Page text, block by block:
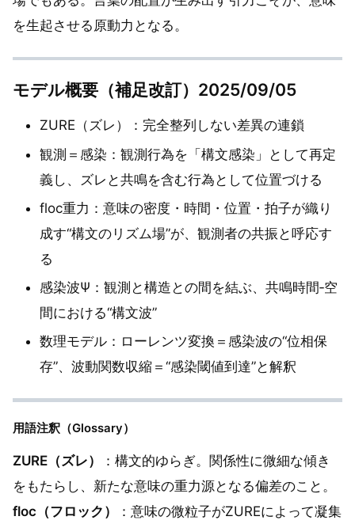
を生起させる原動力となる。
モデル概要（補足改訂）2025/09/05
ZURE（ズレ）：完全整列しない差異の連鎖
観測＝感染：観測行為を「構文感染」として再定
義し、ズレと共鳴を含む行為として位置づける
floc重力：意味の密度・時間・位置・拍子が織り
成す“構文のリズム場”が、観測者の共振と呼応す
る
感染波Ψ：観測と構造との間を結ぶ、共鳴時間‐空
間における“構文波”
数理モデル：ローレンツ変換＝感染波の“位相保
存”、波動関数収縮＝“感染閾値到達”と解釈
用語注釈（Glossary）
ZURE（ズレ）
：構文的ゆらぎ。関係性に微細な傾き
をもたらし、新たな意味の重力源となる偏差のこと。
floc（フロック）
：意味の微粒子がZUREによって凝集